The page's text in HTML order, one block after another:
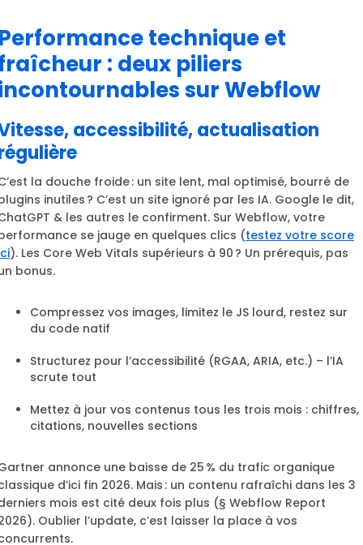
technique et
: deux piliers
sur Webflow
accessibilité, actualisation
la douche froide : un site lent, mal optimisé, bourré de
inutiles ? C’est un site ignoré par les IA. Google le dit,
& les autres le confirment. Sur Webflow, votre
se jauge en quelques clics (testez votre score
). Les Core Web Vitals supérieurs à 90 ? Un prérequis, pas
bonus.
Compressez vos images, limitez le JS lourd, restez sur
du code natif
Structurez pour l’accessibilité (RGAA, ARIA, etc.) – l’IA
scrute tout
Mettez à jour vos contenus tous les trois mois : chiffres,
citations, nouvelles sections
annonce une baisse de 25 % du trafic organique
d’ici fin 2026. Mais : un contenu rafraîchi dans les 3
mois est cité deux fois plus (§ Webflow Report
Oublier l’update, c’est laisser la place à vos